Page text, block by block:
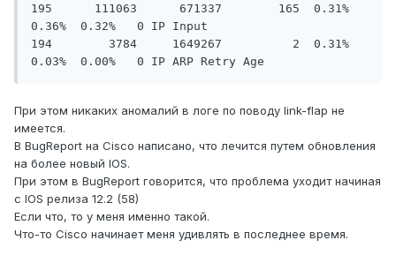
195      111063      671337        165  0.31%
0.36%  0.32%   0 IP Input
194        3784     1649267          2  0.31%
При этом никаких аномалий в логе по поводу link-flap не
имеется.
В BugReport на Cisco написано, что лечится путем обновления
на более новый IOS.
При этом в BugReport говорится, что проблема уходит начиная
с IOS релиза 12.2 (58)
Если что, то у меня именно такой.
Что-то Cisco начинает меня удивлять в последнее время.